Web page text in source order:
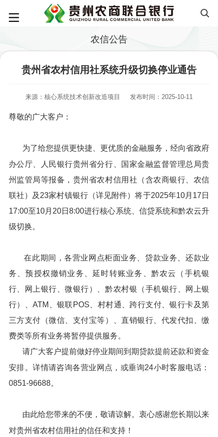
农信公告
贵州省农村信用社系统升级切换停业通告
来源：核心系统技术创新改造项目 发布时间：2025-10-11
尊敬的广大客户：
为了给您提供更快捷、更优质的金融服务，经向省政府
办公厅、人民银行贵州省分行、国家金融监督管理总局贵
州监管局等报备，贵州省农村信用社（含农商银行、农信
联社）及23家村镇银行（详见附件）将于2025年10月17日
17:00至10月20日8:00进行核心系统、信贷系统和黔农云升
级切换。
在此期间，各营业网点柜面业务、贷款业务、还款业
务、预授权撤销业务、延时转账业务、黔农云（手机银
行、网上银行、微银行）、黔农村银（手机银行、网上银
行）、ATM、银联POS、村村通、跨行支付、银行卡及第
三方支付（微信、支付宝等）、直销银行、代发代扣、缴
费类等所有业务将暂停提供服务。
请广大客户提前做好停业期间到期贷款提前还款和资金
安排。详情请咨询各营业网点，或垂询24小时客服电话：
0851-96688。
由此给您带来的不便，敬请谅解。衷心感谢您长期以来
对贵州省农村信用社的信任和支持！